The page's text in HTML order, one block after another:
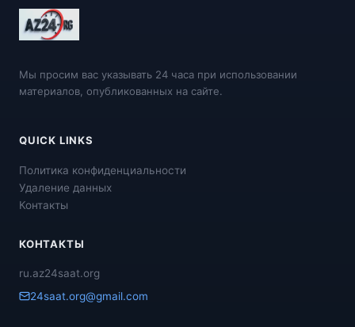
Мы просим вас указывать 24 часа при использовании
материалов, опубликованных на сайте.
QUICK LINKS
Политика конфиденциальности
Удаление данных
Контакты
КОНТАКТЫ
ru.az24saat.org
24saat.org@gmail.com